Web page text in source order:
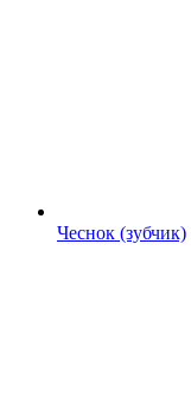
Чеснок (зубчик)